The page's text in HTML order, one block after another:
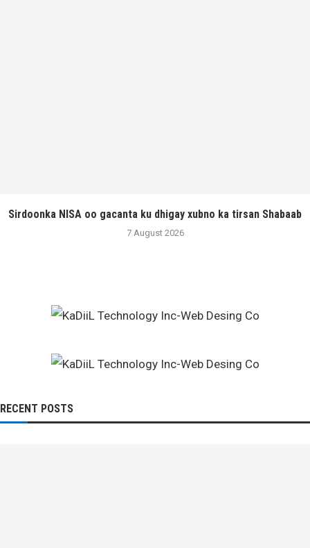
Sirdoonka NISA oo gacanta ku dhigay xubno ka tirsan Shabaab
7 August 2026
RECENT POSTS